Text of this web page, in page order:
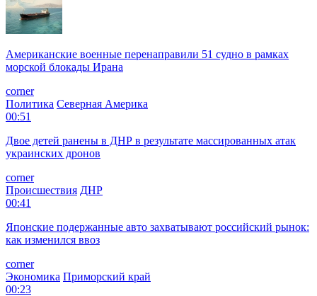
Американские военные перенаправили 51 судно в рамках
морской блокады Ирана
corner
Политика Северная Америка
00:51
Двое детей ранены в ДНР в результате массированных атак
украинских дронов
corner
Происшествия ДНР
00:41
Японские подержанные авто захватывают российский рынок:
как изменился ввоз
corner
Экономика Приморский край
00:23